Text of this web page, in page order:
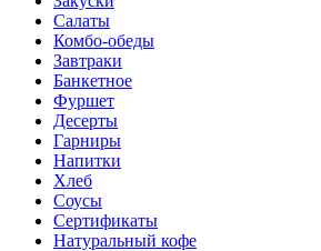
Салаты
Комбо-обеды
Завтраки
Банкетное
Фуршет
Десерты
Гарниры
Напитки
Хлеб
Соусы
Сертификаты
Натуральный кофе